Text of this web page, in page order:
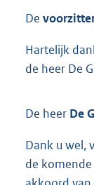
De
Hartelijk
de heer De
De heer De
Dank u wel,
de